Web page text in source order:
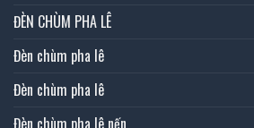
ĐÈN CHÙM PHA LÊ
Đèn chùm pha lê
Đèn chùm pha lê